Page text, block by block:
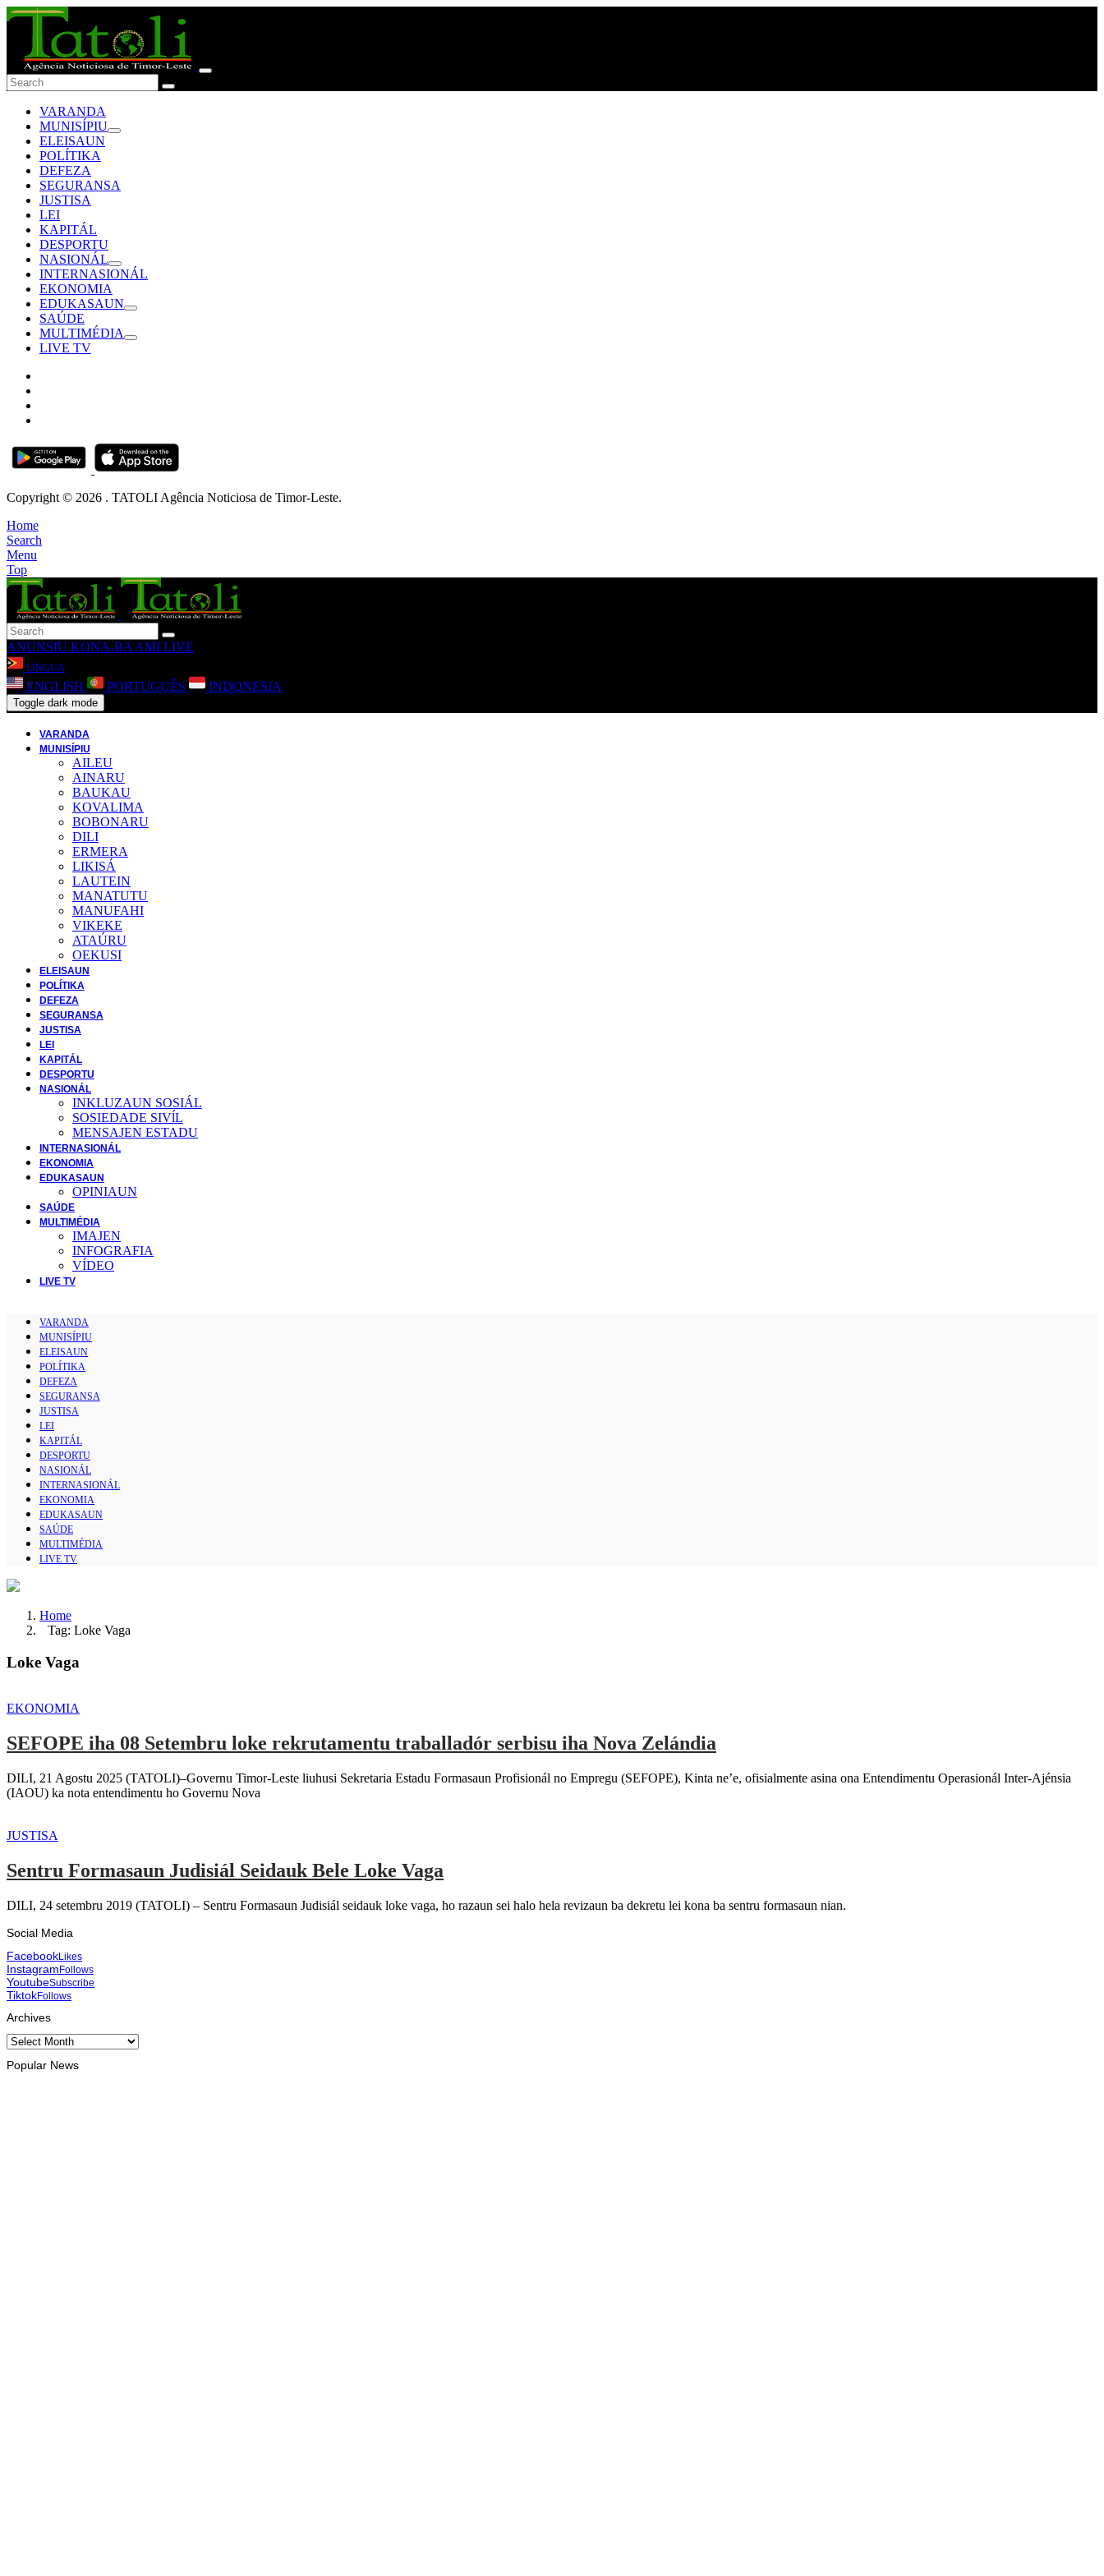
VARANDA
MUNISÍPIU
ELEISAUN
POLÍTIKA
DEFEZA
SEGURANSA
JUSTISA
LEI
KAPITÁL
DESPORTU
NASIONÁL
INTERNASIONÁL
EKONOMIA
EDUKASAUN
SAÚDE
MULTIMÉDIA
LIVE TV
Copyright © 2026 . TATOLI Agência Noticiosa de Timor-Leste.
Home
Search
Menu
Top
ANUNSIU KONA-BA AMI LIVE
LÍNGUA
ENGLISH PORTUGUÊS INDONESIA
Toggle dark mode
VARANDA
MUNISÍPIU
AILEU
AINARU
BAUKAU
KOVALIMA
BOBONARU
DILI
ERMERA
LIKISÁ
LAUTEIN
MANATUTU
MANUFAHI
VIKEKE
ATAÚRU
OEKUSI
ELEISAUN
POLÍTIKA
DEFEZA
SEGURANSA
JUSTISA
LEI
KAPITÁL
DESPORTU
NASIONÁL
INKLUZAUN SOSIÁL
SOSIEDADE SIVĺL
MENSAJEN ESTADU
INTERNASIONÁL
EKONOMIA
EDUKASAUN
OPINIAUN
SAÚDE
MULTIMÉDIA
IMAJEN
INFOGRAFIA
VÍDEO
LIVE TV
VARANDA
MUNISÍPIU
ELEISAUN
POLÍTIKA
DEFEZA
SEGURANSA
JUSTISA
LEI
KAPITÁL
DESPORTU
NASIONÁL
INTERNASIONÁL
EKONOMIA
EDUKASAUN
SAÚDE
MULTIMÉDIA
LIVE TV
Home
Tag: Loke Vaga
Loke Vaga
EKONOMIA
SEFOPE iha 08 Setembru loke rekrutamentu traballadór serbisu iha Nova Zelándia
DILI, 21 Agostu 2025 (TATOLI)–Governu Timor-Leste liuhusi Sekretaria Estadu Formasaun Profisionál no Empregu (SEFOPE), Kinta ne’e, ofisialmente asina ona Entendimentu Operasionál Inter-Ajénsia
(IAOU) ka nota entendimentu ho Governu Nova
JUSTISA
Sentru Formasaun Judisiál Seidauk Bele Loke Vaga
DILI, 24 setembru 2019 (TATOLI) – Sentru Formasaun Judisiál seidauk loke vaga, ho razaun sei halo hela revizaun ba dekretu lei kona ba sentru formasaun nian.
Social Media
FacebookLikes
InstagramFollows
YoutubeSubscribe
TiktokFollows
Archives
Archives
Popular News